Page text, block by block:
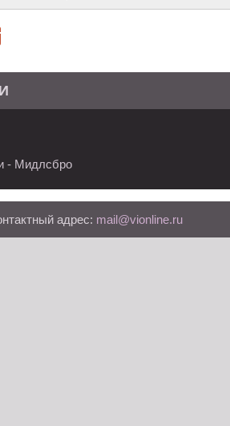
- Мидлсбро
адрес: mail@vionline.ru